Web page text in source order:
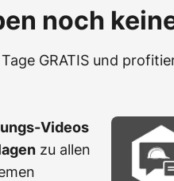
noch
GRATIS und
Videos
zu allen